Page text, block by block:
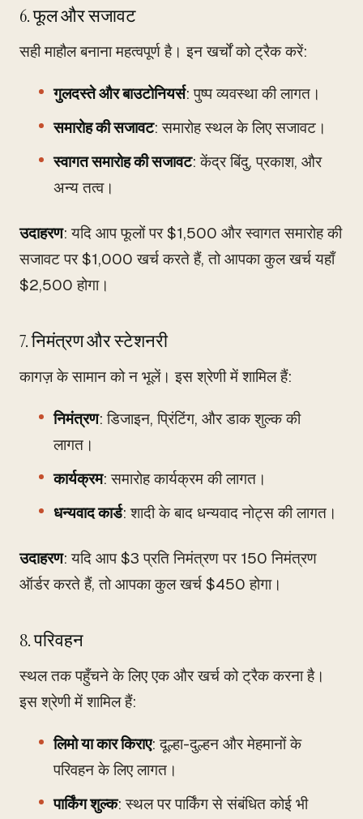
6. फूल और सजावट
सही माहौल बनाना महत्वपूर्ण है। इन खर्चों को ट्रैक करें:
गुलदस्ते और बाउटोनियर्स: पुष्प व्यवस्था की लागत।
समारोह की सजावट: समारोह स्थल के लिए सजावट।
स्वागत समारोह की सजावट: केंद्र बिंदु, प्रकाश, और
अन्य तत्व।
उदाहरण: यदि आप फूलों पर $1,500 और स्वागत समारोह की
सजावट पर $1,000 खर्च करते हैं, तो आपका कुल खर्च यहाँ
$2,500 होगा।
7. निमंत्रण और स्टेशनरी
कागज़ के सामान को न भूलें। इस श्रेणी में शामिल हैं:
निमंत्रण: डिजाइन, प्रिंटिंग, और डाक शुल्क की
लागत।
कार्यक्रम: समारोह कार्यक्रम की लागत।
धन्यवाद कार्ड: शादी के बाद धन्यवाद नोट्स की लागत।
उदाहरण: यदि आप $3 प्रति निमंत्रण पर 150 निमंत्रण
ऑर्डर करते हैं, तो आपका कुल खर्च $450 होगा।
8. परिवहन
स्थल तक पहुँचने के लिए एक और खर्च को ट्रैक करना है।
इस श्रेणी में शामिल हैं:
लिमो या कार किराए: दूल्हा-दुल्हन और मेहमानों के
परिवहन के लिए लागत।
पार्किंग शुल्क: स्थल पर पार्किंग से संबंधित कोई भी